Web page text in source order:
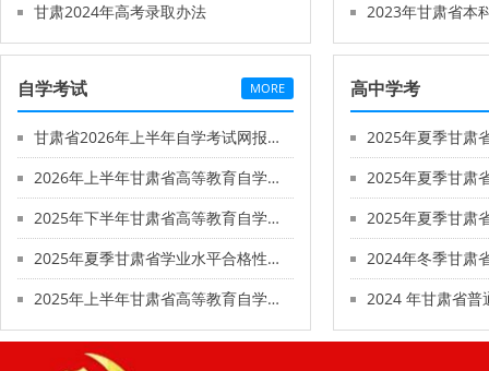
甘肃2024年高考录取办法
MORE
自学考试
甘肃省2026年上半年自学考试网报须知
2026年上半年甘肃省高等教育自学考试报考简章
2025年下半年甘肃省高等教育自学考试报考简章
2025年夏季甘肃省学业水平合格性考试考生报名流程
2025年上半年甘肃省高等教育自学考试面向社会开考专业毕业初审公告
高中学考